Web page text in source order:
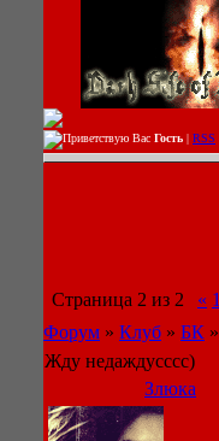
Приветствую Вас Гость | RSS
Страница 2 из 2 « 1
Форум » Клуб » БК »
Жду недаждусссс)
Злюка